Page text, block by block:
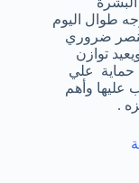
طوال اليوم
عنصر ضروري
توازن
حماية علي
عليها وأهم
.